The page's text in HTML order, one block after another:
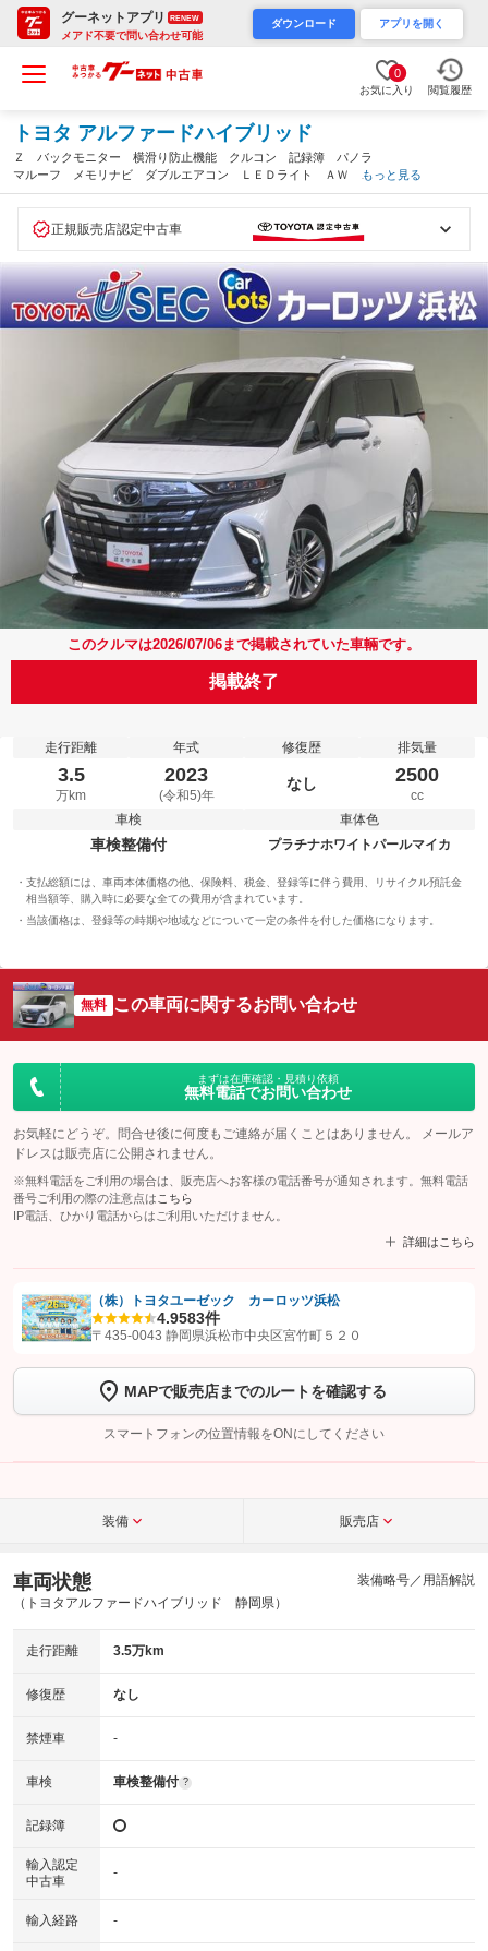
グーネットアプリ RENEW
メアド不要で問い合わせ可能
ダウンロード アプリを開く
0
お気に入り 閲覧履歴
トヨタ アルファードハイブリッド
Ｚ バックモニター 横滑り防止機能 クルコン 記録簿 パノラ
マルーフ メモリナビ ダブルエアコン ＬＥＤライト ＡＷ エ
アコン ＡＢＳ スマキ エアバッグ ４ＷＤ ナビＴＶ ドライ
もっと見る
正規販売店認定中古車
このクルマは2026/07/06まで掲載されていた車輛です。
掲載終了
走行距離
3.5
万km
年式
2023
(令和5)年
修復歴
なし
排気量
2500
cc
車検
車検整備付
車体色
プラチナホワイトパールマイカ
支払総額には、車両本体価格の他、保険料、税金、登録等に伴う費用、リサイクル預託金
相当額等、購入時に必要な全ての費用が含まれています。
当該価格は、登録等の時期や地域などについて一定の条件を付した価格になります。
無料 この車両に関するお問い合わせ
まずは在庫確認・見積り依頼
無料電話でお問い合わせ
お気軽にどうぞ。問合せ後に何度もご連絡が届くことはありません。 メールア
ドレスは販売店に公開されません。
※無料電話をご利用の場合は、販売店へお客様の電話番号が通知されます。無料電話
番号ご利用の際の注意点は こちら
IP電話、ひかり電話からはご利用いただけません。
詳細はこちら
【STEP1】認証画面でグーネットを友だち追加してから「許可する」ボタンを押
トーク画面で
ボタンをタップして問い合わせを
完了してください。
こちら
（株）トヨタユーゼック カーロッツ浜松
4.9583件
〒435-0043 静岡県浜松市中央区宮竹町５２０
MAPで販売店までのルートを確認する
スマートフォンの位置情報をONにしてください
装備 販売店
車両状態
（トヨタアルファードハイブリッド 静岡県）
装備略号／用語解説
走行距離 3.5万km
修復歴 なし
禁煙車 -
車検 車検整備付 ?
記録簿
輸入認定
中古車
-
輸入経路 -